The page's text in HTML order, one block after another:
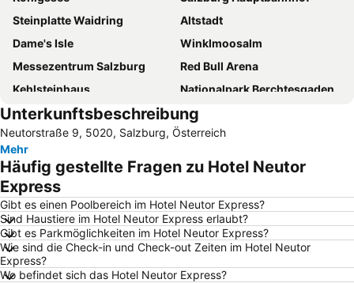
Steinplatte Waidring
Altstadt
Dame's Isle
Winklmoosalm
Messezentrum Salzburg
Red Bull Arena
Kehlsteinhaus
Nationalpark Berchtesgaden
Watzmann Therme
Flughafen Salzburg
Herrenchiemsee
Almenwelt Lofer
Seerose
Hochkönigs Winterreich - Mühlbach Dienten Maria Alm
Gut Aiderbichl
Mondsee
Bikepark
Rupertus Therme
Salzburger Christkindlmarkt
Dom zu Salzburg
Zoo Salzburg
Familienland PillerseeTal
Watzmannhaus
Unterkunftsbeschreibung
Neutorstraße 9, 5020, Salzburg, Österreich
Mehr
Häufig gestellte Fragen zu Hotel Neutor
Express
Gibt es einen Poolbereich im Hotel Neutor Express?
Sind Haustiere im Hotel Neutor Express erlaubt?
Gibt es Parkmöglichkeiten im Hotel Neutor Express?
Wie sind die Check-in und Check-out Zeiten im Hotel Neutor
Express?
Wo befindet sich das Hotel Neutor Express?